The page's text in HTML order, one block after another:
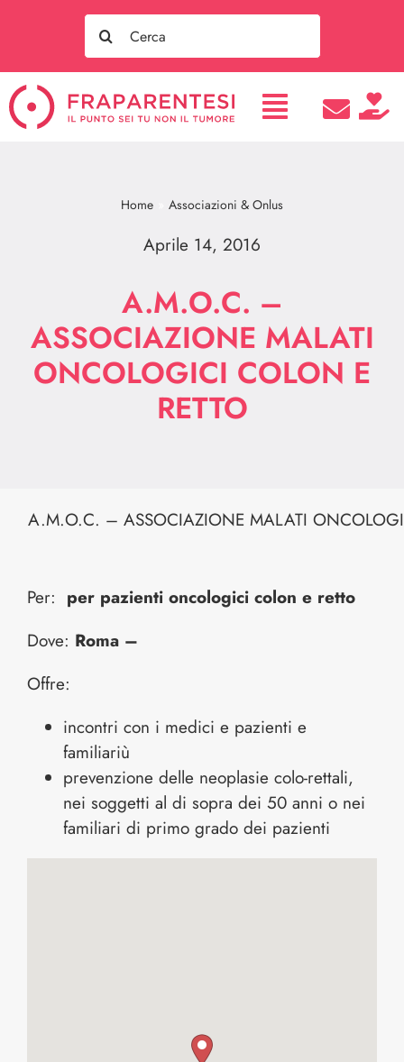
Search
for:
Home Associazioni & Onlus
Aprile 14, 2016
A.M.O.C. –
ASSOCIAZIONE MALATI
ONCOLOGICI COLON E
RETTO
A.M.O.C. – ASSOCIAZIONE MALATI
Per: per pazienti oncologici colon e retto
Dove: Roma –
Offre:
incontri con i medici e pazienti e
familiariù
prevenzione delle neoplasie colo-rettali,
nei soggetti al di sopra dei 50 anni o nei
familiari di primo grado dei pazienti